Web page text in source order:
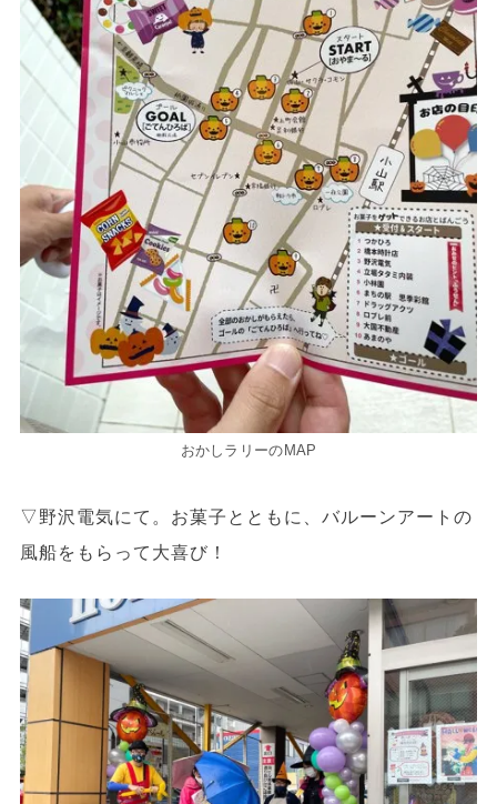
おかしラリーのMAP
▽野沢電気にて。お菓子とともに、バルーンアートの
風船をもらって大喜び！